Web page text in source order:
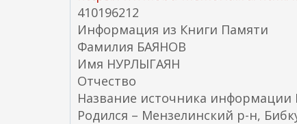
410196212
Информация из Книги Памяти
Фамилия БАЯНОВ
Имя НУРЛЫГАЯН
Отчество
Название источника информации
Родился – Мензелинский р-н,